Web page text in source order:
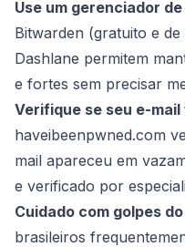
Use um gerenciador
Bitwarden (gratuito e
Dashlane permitem
e fortes sem precisar
Verifique se seu e-
haveibeenpwned.com
mail apareceu em
e verificado por
Cuidado com golpes
brasileiros